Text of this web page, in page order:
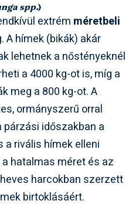
spp.)
extrém méretbeli
A hímek (bikák) akár
lehetnek a nőstényeknél
a 4000 kg-ot is, míg a
meg a 800 kg-ot. A
ormányszerű orral
párzási időszakban a
a rivális hímek elleni
hatalmas méret és az
harcokban szerzett
birtoklásáért.